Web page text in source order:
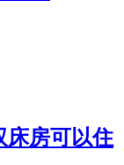
床房可以住